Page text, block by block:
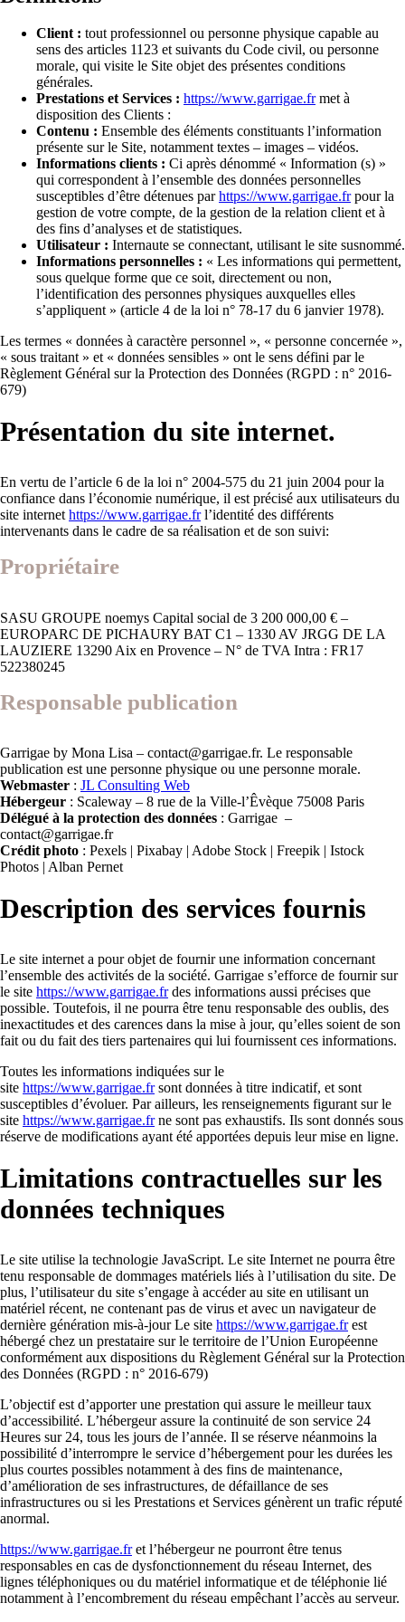
Client : tout professionnel ou personne physique capable au
sens des articles 1123 et suivants du Code civil, ou personne
morale, qui visite le Site objet des présentes conditions
générales.
Prestations et Services : https://www.garrigae.frmet à
disposition des Clients :
Contenu : Ensemble des éléments constituants l’information
présente sur le Site, notamment textes – images – vidéos.
Informations clients : Ci après dénommé « Information (s) »
qui correspondent à l’ensemble des données personnelles
susceptibles d’être détenues parhttps://www.garrigae.frpour la
gestion de votre compte, de la gestion de la relation client et à
des fins d’analyses et de statistiques.
Utilisateur : Internaute se connectant, utilisant le site susnommé.
Informations personnelles : « Les informations qui permettent,
sous quelque forme que ce soit, directement ou non,
l’identification des personnes physiques auxquelles elles
s’appliquent » (article 4 de la loi n° 78-17 du 6 janvier 1978).
Les termes « données à caractère personnel », « personne concernée »,
« sous traitant » et « données sensibles » ont le sens défini par le
Règlement Général sur la Protection des Données (RGPD : n° 2016-
679)
Présentation du site internet.
En vertu de l’article 6 de la loi n° 2004-575 du 21 juin 2004 pour la
confiance dans l’économie numérique, il est précisé aux utilisateurs du
site internethttps://www.garrigae.frl’identité des différents
intervenants dans le cadre de sa réalisation et de son suivi:
Propriétaire
SASU GROUPE noemys Capital social de 3 200 000,00 € –
EUROPARC DE PICHAURY BAT C1 – 1330 AV JRGG DE LA
LAUZIERE 13290 Aix en Provence – N° de TVA Intra : FR17
522380245
Responsable publication
Garrigae by Mona Lisa – contact@garrigae.fr. Le responsable
publication est une personne physique ou une personne morale.
Webmaster : JL Consulting Web
Hébergeur : Scaleway – 8 rue de la Ville-l’Êvèque 75008 Paris
Délégué à la protection des données : Garrigae –
contact@garrigae.fr
Crédit photo : Pexels | Pixabay | Adobe Stock | Freepik | Istock
Photos | Alban Pernet
Description des services fournis
Le site internet a pour objet de fournir une information concernant
l’ensemble des activités de la société. Garrigae s’efforce de fournir sur
le site https://www.garrigae.frdes informations aussi précises que
possible. Toutefois, il ne pourra être tenu responsable des oublis, des
inexactitudes et des carences dans la mise à jour, qu’elles soient de son
fait ou du fait des tiers partenaires qui lui fournissent ces informations.
Toutes les informations indiquées sur le
site https://www.garrigae.frsont données à titre indicatif, et sont
susceptibles d’évoluer. Par ailleurs, les renseignements figurant sur le
site https://www.garrigae.frne sont pas exhaustifs. Ils sont donnés sous
réserve de modifications ayant été apportées depuis leur mise en ligne.
Limitations contractuelles sur les
données techniques
Le site utilise la technologie JavaScript. Le site Internet ne pourra être
tenu responsable de dommages matériels liés à l’utilisation du site. De
plus, l’utilisateur du site s’engage à accéder au site en utilisant un
matériel récent, ne contenant pas de virus et avec un navigateur de
dernière génération mis-à-jour Le site https://www.garrigae.frest
hébergé chez un prestataire sur le territoire de l’Union Européenne
conformément aux dispositions du Règlement Général sur la Protection
des Données (RGPD : n° 2016-679)
L’objectif est d’apporter une prestation qui assure le meilleur taux
d’accessibilité. L’hébergeur assure la continuité de son service 24
Heures sur 24, tous les jours de l’année. Il se réserve néanmoins la
possibilité d’interrompre le service d’hébergement pour les durées les
plus courtes possibles notamment à des fins de maintenance,
d’amélioration de ses infrastructures, de défaillance de ses
infrastructures ou si les Prestations et Services génèrent un trafic réputé
anormal.
https://www.garrigae.fret l’hébergeur ne pourront être tenus
responsables en cas de dysfonctionnement du réseau Internet, des
lignes téléphoniques ou du matériel informatique et de téléphonie lié
notamment à l’encombrement du réseau empêchant l’accès au serveur.